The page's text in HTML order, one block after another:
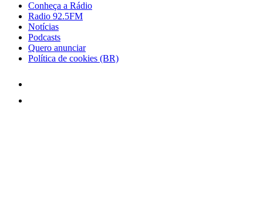
Conheça a Rádio
Radio 92.5FM
Notícias
Podcasts
Quero anunciar
Política de cookies (BR)